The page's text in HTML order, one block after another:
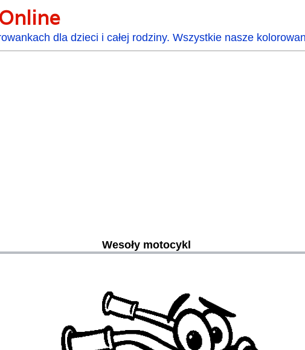
Online
dla dzieci i całej rodziny. Wszystkie nasze
Wesoły motocykl